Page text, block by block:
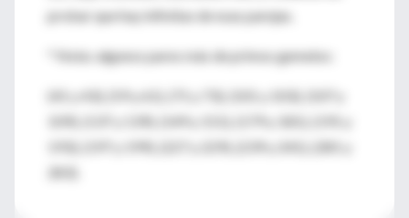
probar que hay infinitas de esas parejas.
* Nota: algunos pares más de primos gemelos:
109), (137 y 139), (149 y 151), (179 y 181), (191 y
193), (197 y 199), (227 y 229), (239 y 241), (281 y
283).